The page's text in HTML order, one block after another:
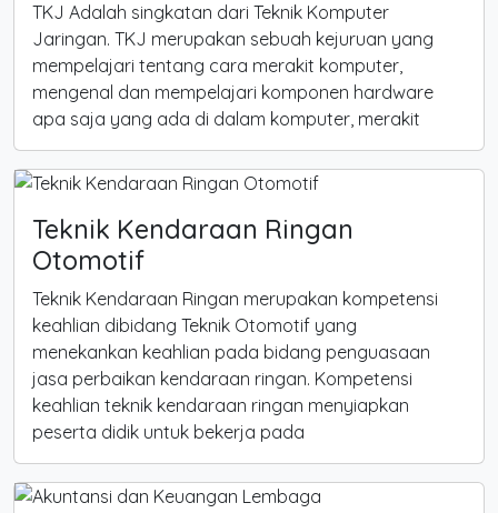
TKJ Adalah singkatan dari Teknik Komputer
Jaringan. TKJ merupakan sebuah kejuruan yang
mempelajari tentang cara merakit komputer,
mengenal dan mempelajari komponen hardware
apa saja yang ada di dalam komputer, merakit
Teknik Kendaraan Ringan
Otomotif
Teknik Kendaraan Ringan merupakan kompetensi
keahlian dibidang Teknik Otomotif yang
menekankan keahlian pada bidang penguasaan
jasa perbaikan kendaraan ringan. Kompetensi
keahlian teknik kendaraan ringan menyiapkan
peserta didik untuk bekerja pada